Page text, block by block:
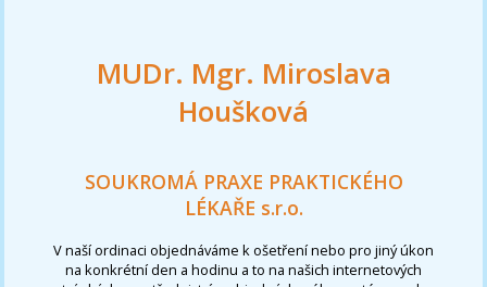
MUDr. Mgr. Miroslava
Houšková
SOUKROMÁ PRAXE PRAKTICKÉHO
LÉKAŘE s.r.o.
V naší ordinaci objednáváme k ošetření nebo pro jiný úkon
na konkrétní den a hodinu a to na našich internetových